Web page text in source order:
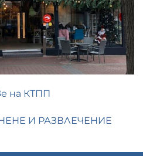
на КТПП
И РАЗВЛЕЧЕНИЕ